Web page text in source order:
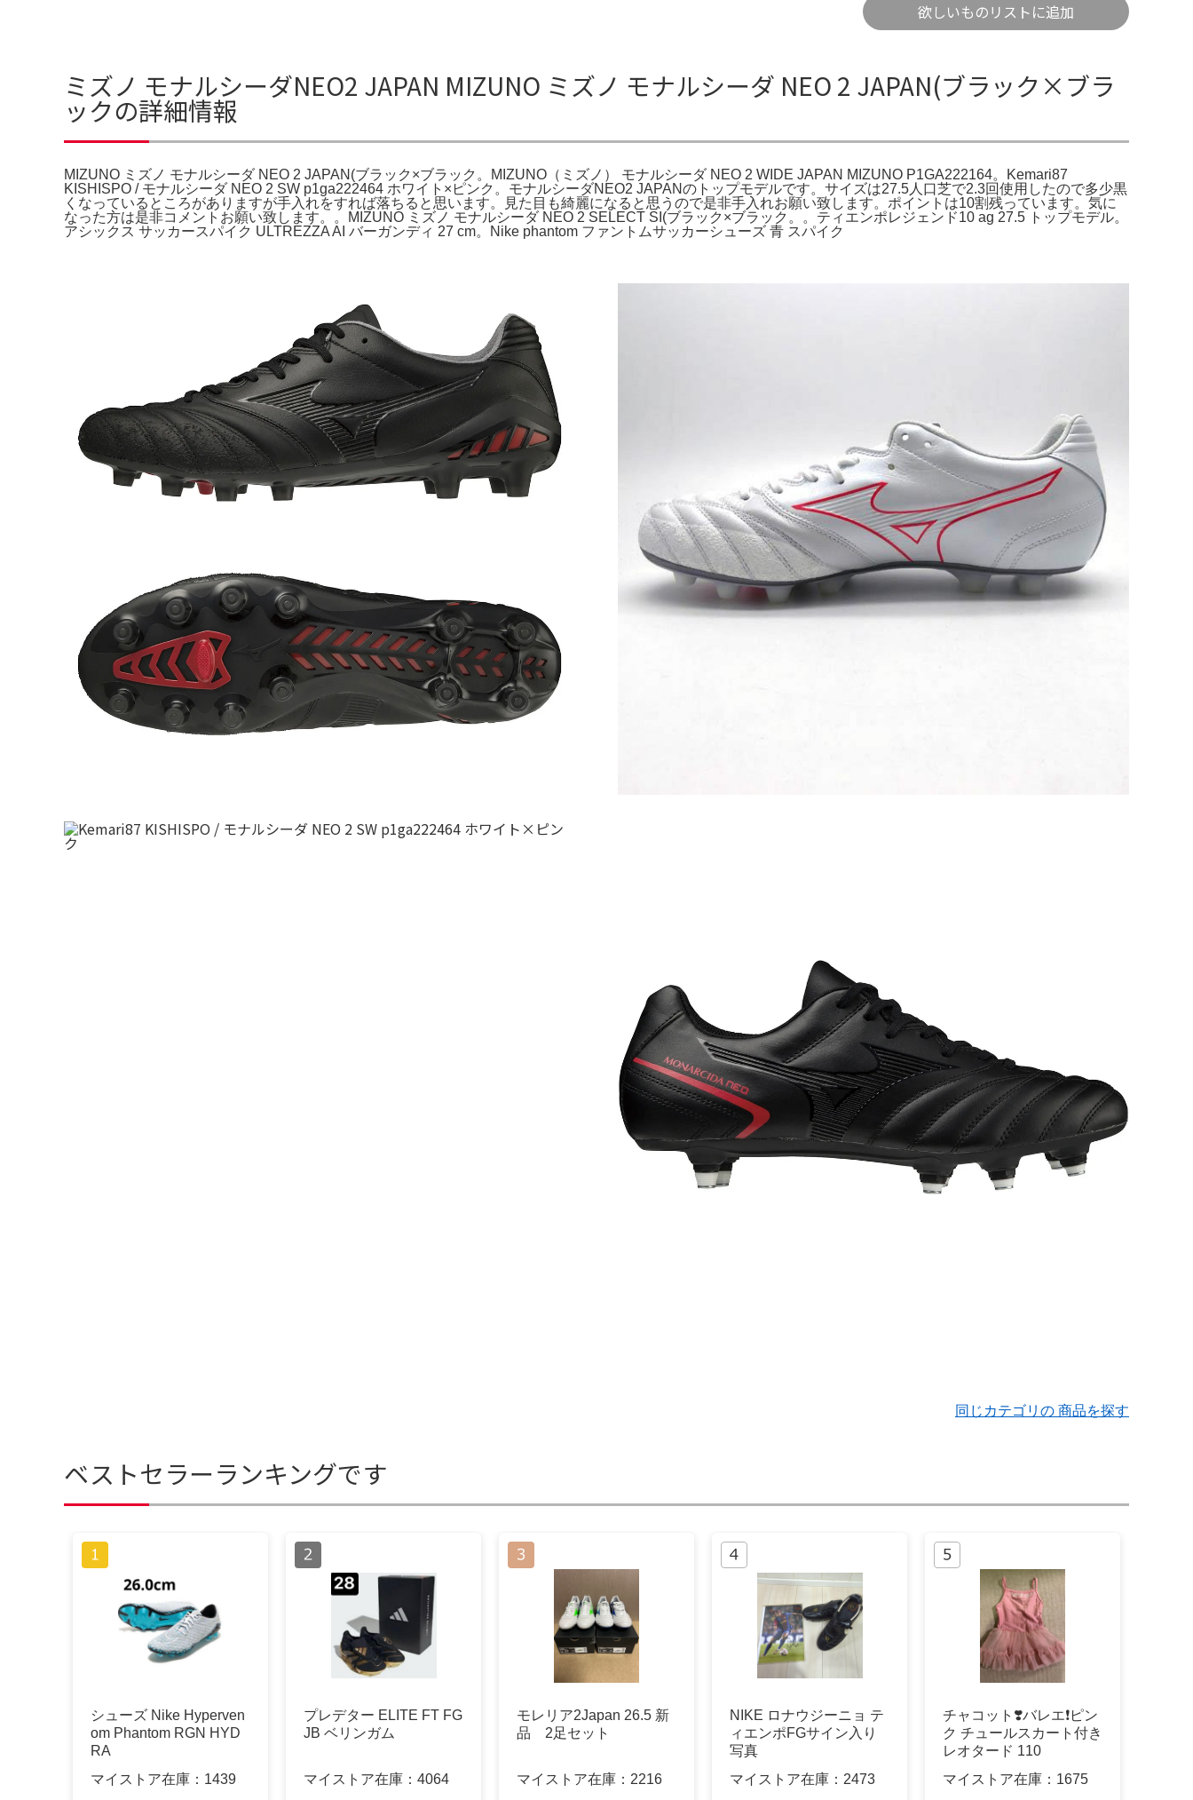
欲しいものリストに追加
ミズノ モナルシーダNEO2 JAPAN MIZUNO ミズノ モナルシーダ NEO 2 JAPAN(ブラック×ブラ
ックの詳細情報
MIZUNO ミズノ モナルシーダ NEO 2 JAPAN(ブラック×ブラック。MIZUNO（ミズノ） モナルシーダ NEO 2 WIDE JAPAN MIZUNO P1GA222164。Kemari87
KISHISPO / モナルシーダ NEO 2 SW p1ga222464 ホワイト×ピンク。モナルシーダNEO2 JAPANのトップモデルです。サイズは27.5人口芝で2.3回使用したので多少黒
くなっているところがありますが手入れをすれば落ちると思います。見た目も綺麗になると思うので是非手入れお願い致します。ポイントは10割残っています。気に
なった方は是非コメントお願い致します。。MIZUNO ミズノ モナルシーダ NEO 2 SELECT SI(ブラック×ブラック。。ティエンポレジェンド10 ag 27.5 トップモデル。
アシックス サッカースパイク ULTREZZA AI バーガンディ 27 cm。Nike phantom ファントムサッカーシューズ 青 スパイク
同じカテゴリの 商品を探す
ベストセラーランキングです
シューズ Nike Hyperven
om Phantom RGN HYD
RA
マイストア在庫： 1439
プレデター ELITE FT FG
JB ベリンガム
マイストア在庫： 4064
モレリア2Japan 26.5 新
品 2足セット
マイストア在庫： 2216
NIKE ロナウジーニョ テ
ィエンポFGサイン入り
写真
マイストア在庫： 2473
チャコット❣️バレエ❗️ピン
ク チュールスカート付き
レオタード 110
マイストア在庫： 1675